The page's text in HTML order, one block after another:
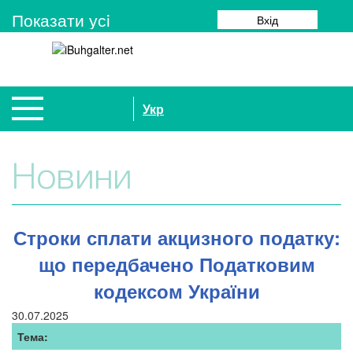
Показати усi Вхід
Укр
Новини
Строки сплати акцизного податку:
що передбачено Податковим
кодексом України
30.07.2025
Тема: